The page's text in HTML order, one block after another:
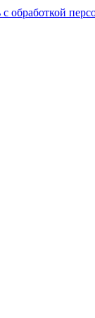
обработкой